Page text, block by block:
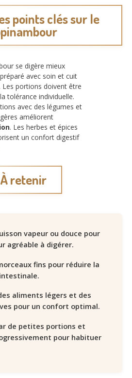
points clés sur le
se digère mieux
avec soin et cuit
Les portions doivent être
tolérance individuelle.
avec des légumes et
améliorent
. Les herbes et épices
un confort digestif
À retenir
vapeur ou douce pour
agréable à digérer.
fins pour réduire la
aliments légers et des
pour un confort optimal.
de petites portions et
pour habituer